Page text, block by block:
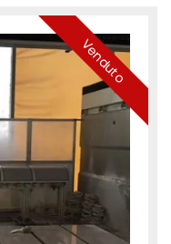
Venduto